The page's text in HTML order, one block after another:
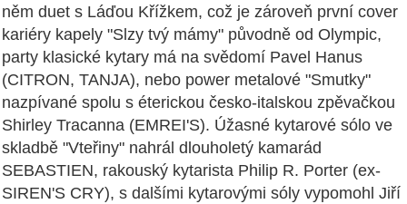
něm duet s Láďou Křížkem, což je zároveň první cover
kariéry kapely "Slzy tvý mámy" původně od Olympic,
party klasické kytary má na svědomí Pavel Hanus
(CITRON, TANJA), nebo power metalové "Smutky"
nazpívané spolu s éterickou česko-italskou zpěvačkou
Shirley Tracanna (EMREI'S). Úžasné kytarové sólo ve
skladbě "Vteřiny" nahrál dlouholetý kamarád
SEBASTIEN, rakouský kytarista Philip R. Porter (ex-
SIREN'S CRY), s dalšími kytarovými sóly vypomohl Jiří